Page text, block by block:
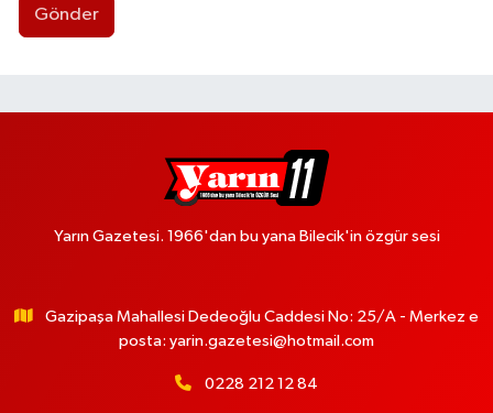
Gönder
Yarın Gazetesi. 1966'dan bu yana Bilecik'in özgür sesi
Gazipaşa Mahallesi Dedeoğlu Caddesi No: 25/A - Merkez e
posta: yarin.gazetesi@hotmail.com
0228 212 12 84